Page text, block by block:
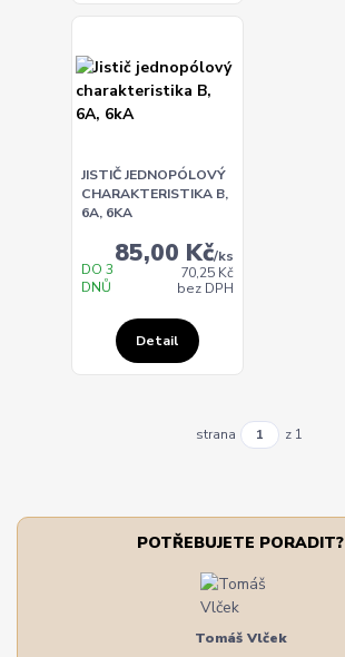
JISTIČ JEDNOPÓLOVÝ
CHARAKTERISTIKA B,
6A, 6KA
85,00 Kč/ks
70,25 Kč
bez DPH
DO 3
DNŮ
Detail
strana z 1
POTŘEBUJETE PORADIT?
Tomáš Vlček